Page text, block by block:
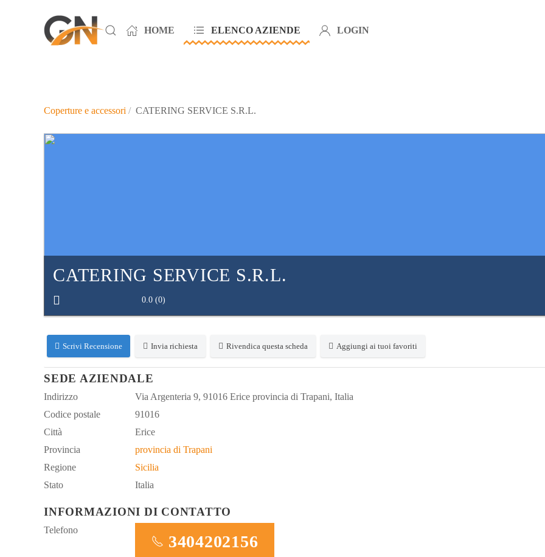
Skip to main content HOME ELENCO AZIENDE LOGIN
Coperture e accessori CATERING SERVICE S.R.L.
CATERING SERVICE S.R.L.
0.0 (0)
Scrivi Recensione Invia richiesta Rivendica questa scheda Aggiungi ai tuoi favoriti
SEDE AZIENDALE
Indirizzo
Via Argenteria 9, 91016 Erice provincia di Trapani, Italia
Codice postale
91016
Città
Erice
Provincia
provincia di Trapani
Regione
Sicilia
Stato
Italia
INFORMAZIONI DI CONTATTO
Telefono
3404202156